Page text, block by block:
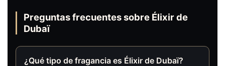
Preguntas frecuentes sobre Élixir de
Dubaï
¿Qué tipo de fragancia es Élixir de Dubaï?